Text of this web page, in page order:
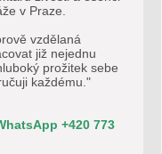
v Praze.
vzdělaná
již nejednu
prožitek sebe
každému."
+420 773